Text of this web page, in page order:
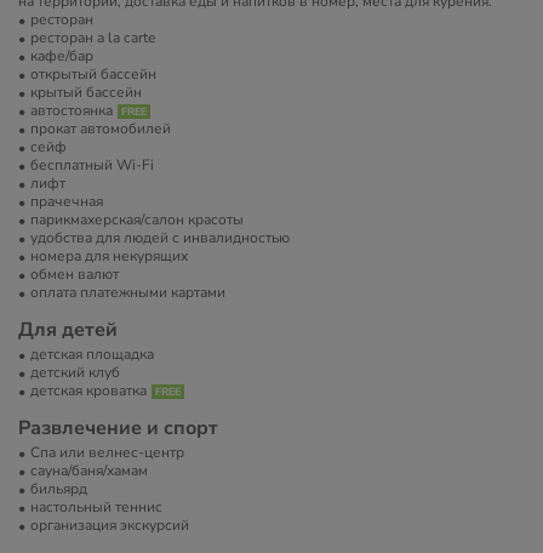
ресторан
ресторан a la carte
кафе/бар
открытый бассейн
крытый бассейн
автостоянка
прокат автомобилей
сейф
бесплатный Wi-Fi
лифт
прачечная
парикмахерская/салон красоты
удобства для людей с инвалидностью
номера для некурящих
обмен валют
оплата платежными картами
Для детей
детская площадка
детский клуб
детская кроватка
Развлечение и спорт
Спа или велнес-центр
сауна/баня/хамам
бильярд
настольный теннис
организация экскурсий